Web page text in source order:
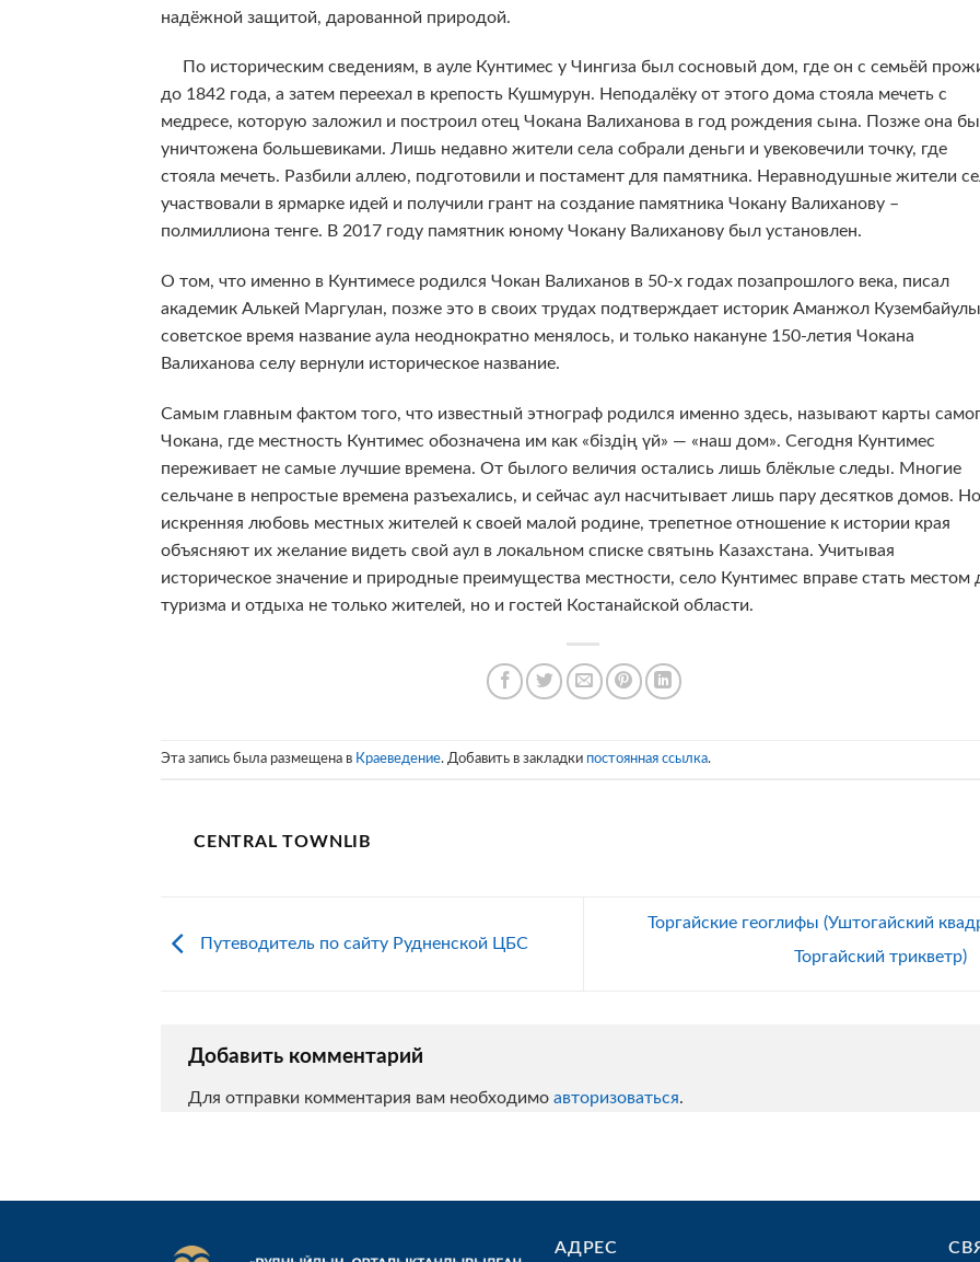
надёжной защитой, дарованной природой.
По историческим сведениям, в ауле Кунтимес у Чингиза был сосновый дом, где он с семьёй
до 1842 года, а затем переехал в крепость Кушмурун. Неподалёку от этого дома стояла мечеть с
медресе, которую заложил и построил отец Чокана Валиханова в год рождения сына. Позже она
уничтожена большевиками. Лишь недавно жители села собрали деньги и увековечили точку, где
стояла мечеть. Разбили аллею, подготовили и постамент для памятника. Неравнодушные жители
участвовали в ярмарке идей и получили грант на создание памятника Чокану Валиханову –
полмиллиона тенге. В 2017 году памятник юному Чокану Валиханову был установлен.
О том, что именно в Кунтимесе родился Чокан Валиханов в 50-х годах позапрошлого века, писал
академик Алькей Маргулан, позже это в своих трудах подтверждает историк Аманжол
советское время название аула неоднократно менялось, и только накануне 150-летия Чокана
Валиханова селу вернули историческое название.
Самым главным фактом того, что известный этнограф родился именно здесь, называют карты
Чокана, где местность Кунтимес обозначена им как «біздің үй» — «наш дом». Сегодня Кунтимес
переживает не самые лучшие времена. От былого величия остались лишь блёклые следы. Многие
сельчане в непростые времена разъехались, и сейчас аул насчитывает лишь пару десятков домов. Но
искренняя любовь местных жителей к своей малой родине, трепетное отношение к истории края
объясняют их желание видеть свой аул в локальном списке святынь Казахстана. Учитывая
историческое значение и природные преимущества местности, село Кунтимес вправе стать местом
туризма и отдыха не только жителей, но и гостей Костанайской области.
Эта запись была размещена в Краеведение. Добавить в закладки постоянная ссылка.
CENTRAL TOWNLIB
Путеводитель по сайту Рудненской ЦБС
Торгайские геоглифы (Уштогайский
Торгайский трикветр)
Добавить комментарий
Для отправки комментария вам необходимо авторизоваться.
АДРЕС